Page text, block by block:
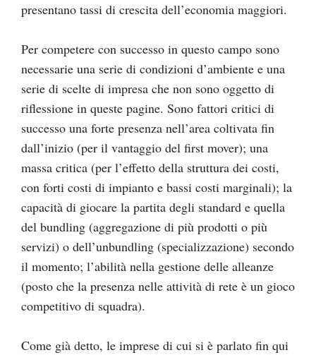
presentano tassi di crescita dell’economia maggiori.
Per competere con successo in questo campo sono
necessarie una serie di condizioni d’ambiente e una
serie di scelte di impresa che non sono oggetto di
riflessione in queste pagine. Sono fattori critici di
successo una forte presenza nell’area coltivata fin
dall’inizio (per il vantaggio del first mover); una
massa critica (per l’effetto della struttura dei costi,
con forti costi di impianto e bassi costi marginali); la
capacità di giocare la partita degli standard e quella
del bundling (aggregazione di più prodotti o più
servizi) o dell’unbundling (specializzazione) secondo
il momento; l’abilità nella gestione delle alleanze
(posto che la presenza nelle attività di rete è un gioco
competitivo di squadra).
Come già detto, le imprese di cui si è parlato fin qui